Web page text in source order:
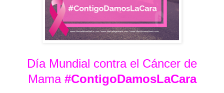
Día Mundial contra el Cáncer de
Mama #ContigoDamosLaCara